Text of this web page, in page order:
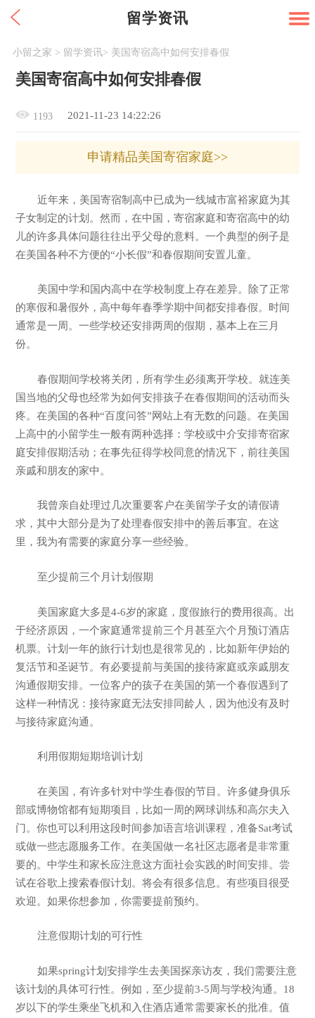
留学资讯
小留之家 > 留学资讯> 美国寄宿高中如何安排春假
美国寄宿高中如何安排春假
1193 2021-11-23 14:22:26
申请精品美国寄宿家庭>>
近年来，美国寄宿制高中已成为一线城市富裕家庭为其
子女制定的计划。然而，在中国，寄宿家庭和寄宿高中的幼
儿的许多具体问题往往出乎父母的意料。一个典型的例子是
在美国各种不方便的“小长假”和春假期间安置儿童。
美国中学和国内高中在学校制度上存在差异。除了正常
的寒假和暑假外，高中每年春季学期中间都安排春假。时间
通常是一周。一些学校还安排两周的假期，基本上在三月
份。
春假期间学校将关闭，所有学生必须离开学校。就连美
国当地的父母也经常为如何安排孩子在春假期间的活动而头
疼。在美国的各种“百度问答”网站上有无数的问题。在美国
上高中的小留学生一般有两种选择：学校或中介安排寄宿家
庭安排假期活动；在事先征得学校同意的情况下，前往美国
亲戚和朋友的家中。
我曾亲自处理过几次重要客户在美留学子女的请假请
求，其中大部分是为了处理春假安排中的善后事宜。在这
里，我为有需要的家庭分享一些经验。
至少提前三个月计划假期
美国家庭大多是4-6岁的家庭，度假旅行的费用很高。出
于经济原因，一个家庭通常提前三个月甚至六个月预订酒店
机票。计划一年的旅行计划也是很常见的，比如新年伊始的
复活节和圣诞节。有必要提前与美国的接待家庭或亲戚朋友
沟通假期安排。一位客户的孩子在美国的第一个春假遇到了
这样一种情况：接待家庭无法安排同龄人，因为他没有及时
与接待家庭沟通。
利用假期短期培训计划
在美国，有许多针对中学生春假的节目。许多健身俱乐
部或博物馆都有短期项目，比如一周的网球训练和高尔夫入
门。你也可以利用这段时间参加语言培训课程，准备Sat考试
或做一些志愿服务工作。在美国做一名社区志愿者是非常重
要的。中学生和家长应注意这方面社会实践的时间安排。尝
试在谷歌上搜索春假计划。将会有很多信息。有些项目很受
欢迎。如果你想参加，你需要提前预约。
注意假期计划的可行性
如果spring计划安排学生去美国探亲访友，我们需要注意
该计划的具体可行性。例如，至少提前3-5周与学校沟通。18
岁以下的学生乘坐飞机和入住酒店通常需要家长的批准。值